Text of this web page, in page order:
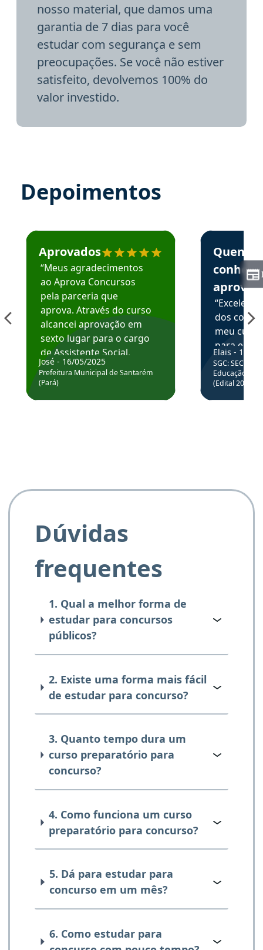
nosso material, que damos uma
garantia de 7 dias para você
estudar com segurança e sem
preocupações. Se você não estiver
satisfeito, devolvemos 100% do
valor investido.
Depoimentos
Estudante José recomenda o Aprova Concursos em
Aprovados
“Meus agradecimentos
ao Aprova Concursos
pela parceria que
aprova. Através do curso
alcancei aprovação em
sexto lugar para o cargo
de Assistente Social.
Hoje estou atuando na
Prefeitura de Santarém.
José - 16/05/2025
Prefeitura Municipal de Santarém
(Pará)
Estudante
Quem
aprova
dos
meu
para
colocar
através
de
Elais - 15/
SGC: SEC BA
Educação
(Edital
Dúvidas
frequentes
1. Qual a melhor forma de
estudar para concursos
públicos?
2. Existe uma forma mais fácil
de estudar para concurso?
3. Quanto tempo dura um
curso preparatório para
concurso?
4. Como funciona um curso
preparatório para concurso?
5. Dá para estudar para
concurso em um mês?
6. Como estudar para